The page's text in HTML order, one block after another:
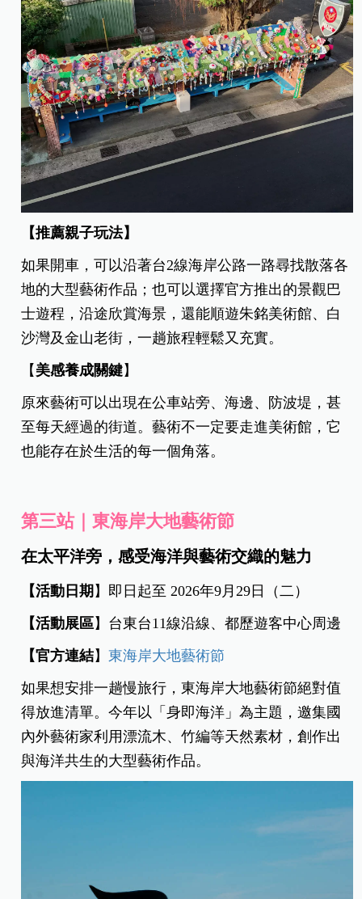
【推薦親子玩法】
如果開車，可以沿著台2線海岸公路一路尋找散落各
地的大型藝術作品；也可以選擇官方推出的景觀巴
士遊程，沿途欣賞海景，還能順遊朱銘美術館、白
沙灣及金山老街，一趟旅程輕鬆又充實。
【 美感養成關鍵】
原來藝術可以出現在公車站旁、海邊、防波堤，甚
至每天經過的街道。藝術不一定要走進美術館，它
也能存在於生活的每一個角落。
第三站｜東海岸大地藝術節
在太平洋旁，感受海洋與藝術交織的魅力
【活動日期 】即日起至 2026年9月29日（二）
【活動展區】台東台11線沿線、都歷遊客中心周邊
【官方連結】東海岸大地藝術節
如果想安排一趟慢旅行，東海岸大地藝術節絕對值
得放進清單。今年以「身即海洋」為主題，邀集國
內外藝術家利用漂流木、竹編等天然素材，創作出
與海洋共生的大型藝術作品。